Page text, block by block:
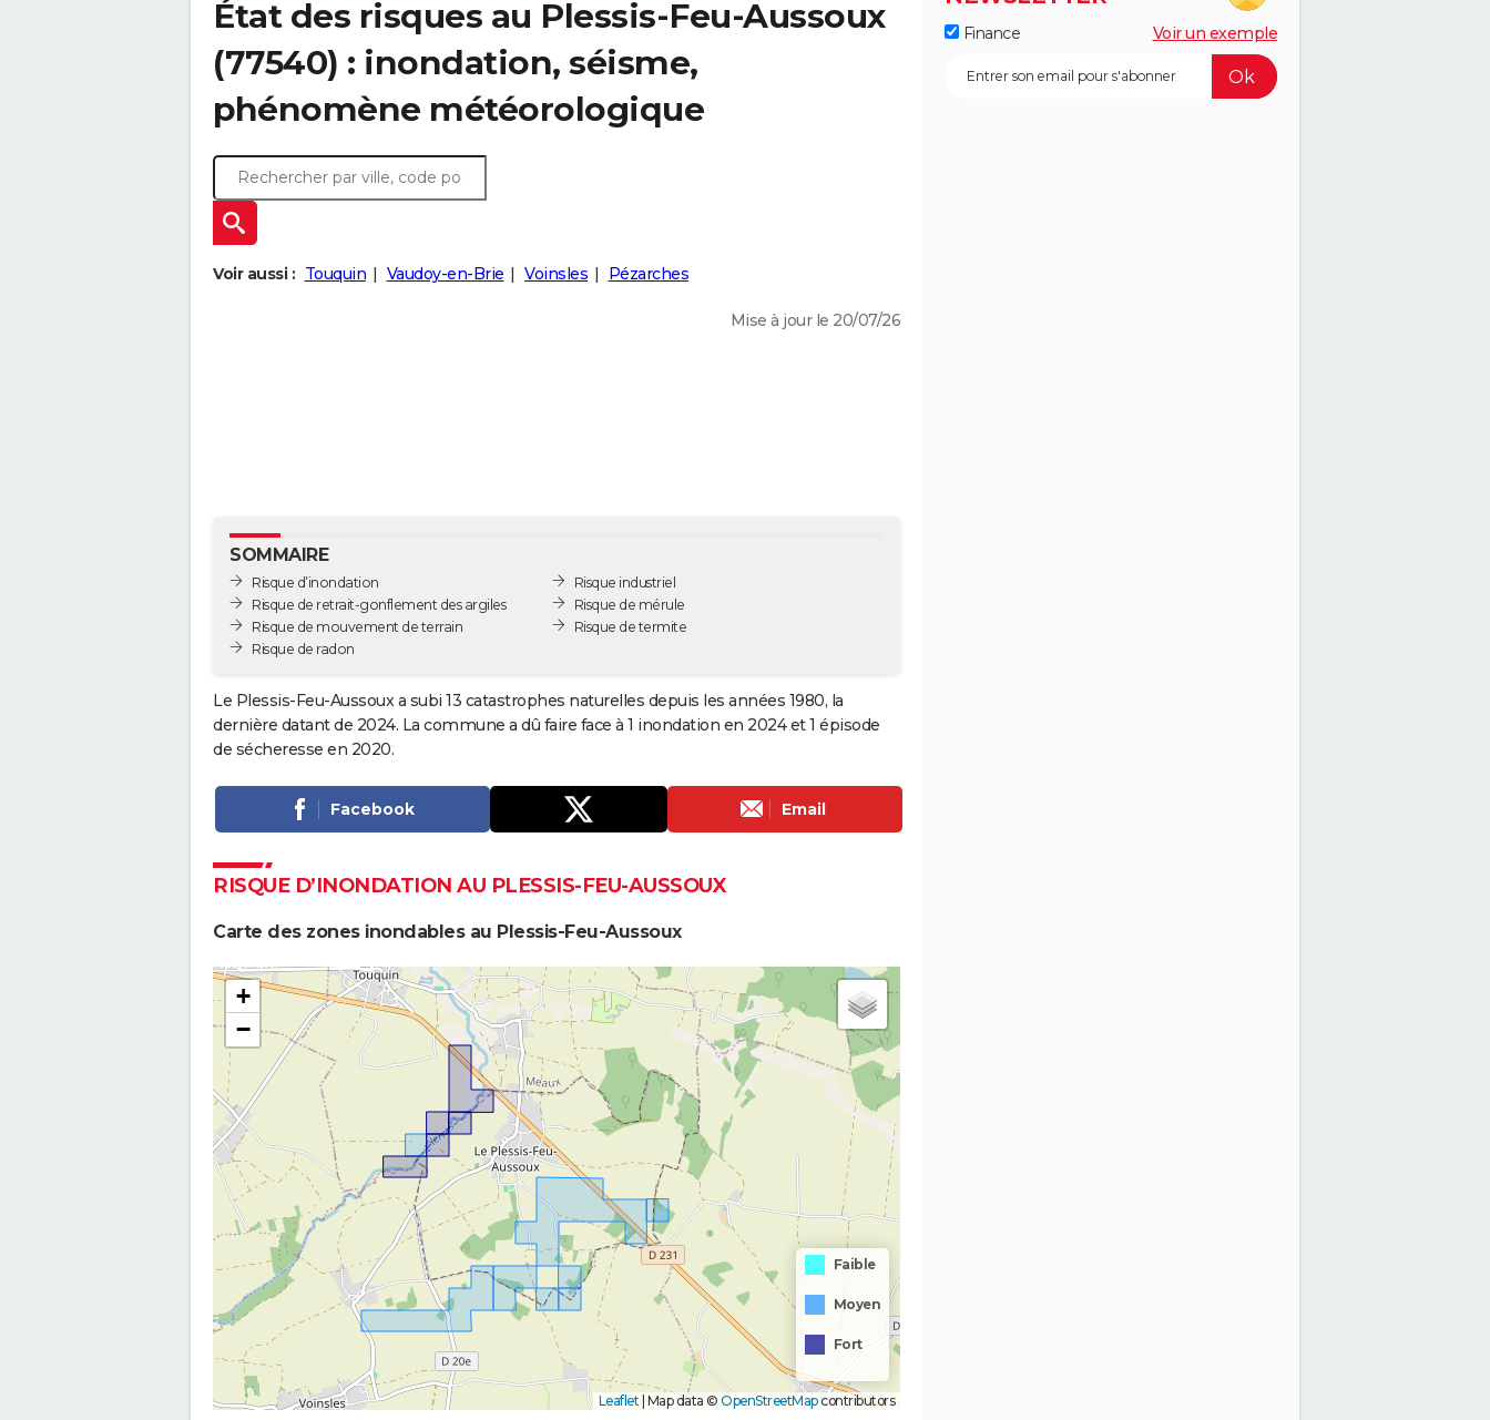
État des risques au Plessis-Feu-Aussoux
(77540) : inondation, séisme,
phénomène météorologique
Voir aussi : Touquin Vaudoy-en-Brie Voinsles Pézarches
Mise à jour le 20/07/26
SOMMAIRE
Risque d’inondation
Risque de retrait-gonflement des argiles
Risque de mouvement de terrain
Risque de radon
Risque industriel
Risque de mérule
Risque de termite
Le Plessis-Feu-Aussoux a subi 13 catastrophes naturelles depuis les années 1980, la
dernière datant de 2024. La commune a dû faire face à 1 inondation en 2024 et 1 épisode
de sécheresse en 2020.
Facebook Email
RISQUE D’INONDATION AU PLESSIS-FEU-AUSSOUX
Carte des zones inondables au Plessis-Feu-Aussoux
+
−
Faible
Moyen
Fort
Leaflet | Map data © OpenStreetMapcontributors
Finance Voir un exemple